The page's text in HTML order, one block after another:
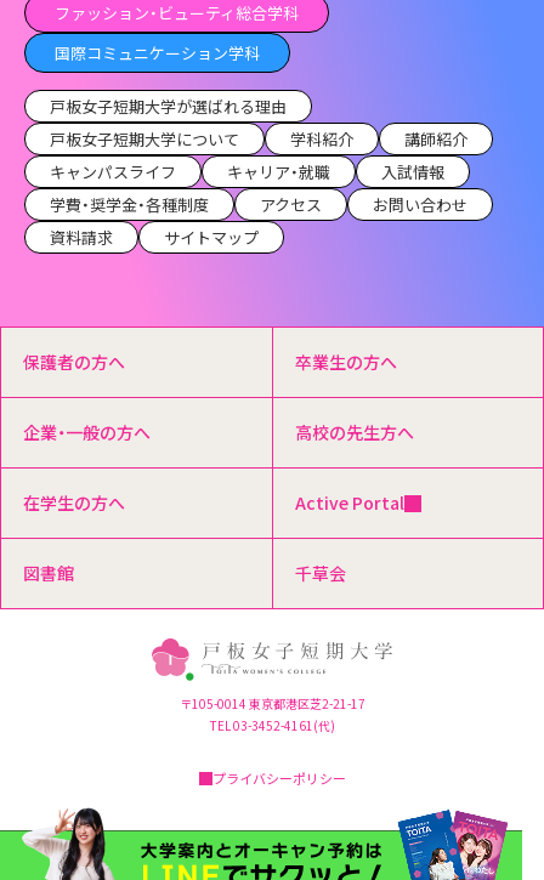
ファッション・ビューティ総合学科
国際コミュニケーション学科
戸板女子短期大学が選ばれる理由
戸板女子短期大学について
学科紹介
講師紹介
キャンパスライフ
キャリア・就職
入試情報
学費・奨学金・各種制度
アクセス
お問い合わせ
資料請求
サイトマップ
保護者の方へ 卒業生の方へ
企業・一般の方へ 高校の先生方へ
在学生の方へ Active Portal
図書館 千草会
〒105-0014 東京都港区芝2-21-17
TEL 03-3452-4161(代)
プライバシーポリシー
Copyright© Toita Women's College, All Rights Reserved.